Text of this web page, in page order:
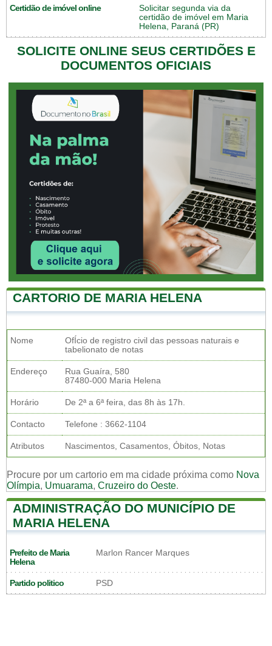
Certidão de imóvel online
Solicitar segunda via da
certidão de imóvel em Maria
Helena, Paraná (PR)
SOLICITE ONLINE SEUS CERTIDÕES E
DOCUMENTOS OFICIAIS
CARTORIO DE MARIA HELENA
Nome
OfÍcio de registro civil das pessoas naturais e
tabelionato de notas
Endereço
Rua Guaíra, 580
87480-000 Maria Helena
Horário De 2ª a 6ª feira, das 8h às 17h.
Contacto Telefone : 3662-1104
Atributos Nascimentos, Casamentos, Óbitos, Notas
Procure por um cartorio em ma cidade próxima como Nova
Olímpia, Umuarama, Cruzeiro do Oeste.
ADMINISTRAÇÃO DO MUNICÍPIO DE
MARIA HELENA
Prefeito de Maria
Helena
Marlon Rancer Marques
Partido politico PSD